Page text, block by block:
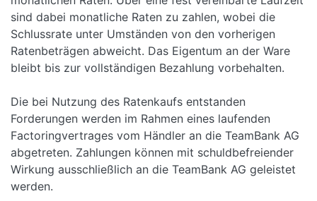
sind dabei monatliche Raten zu zahlen, wobei die
Schlussrate unter Umständen von den vorherigen
Ratenbeträgen abweicht. Das Eigentum an der Ware
bleibt bis zur vollständigen Bezahlung vorbehalten.
Die bei Nutzung des Ratenkaufs entstanden
Forderungen werden im Rahmen eines laufenden
Factoringvertrages vom Händler an die TeamBank AG
abgetreten. Zahlungen können mit schuldbefreiender
Wirkung ausschließlich an die TeamBank AG geleistet
werden.